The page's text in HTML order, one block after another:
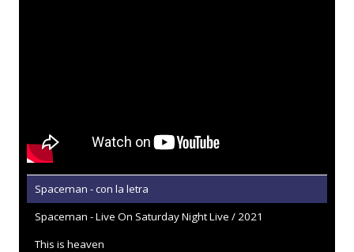
Spaceman - con la letra
Spaceman - Live On Saturday Night Live / 2021
This is heaven